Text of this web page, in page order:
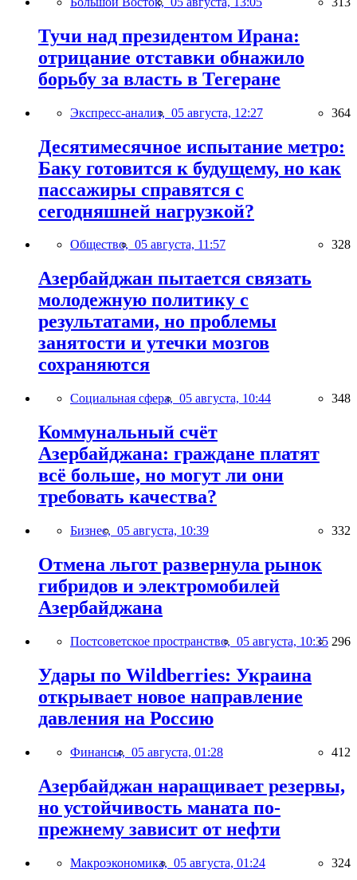
Тучи над президентом Ирана:
отрицание отставки обнажило
борьбу за власть в Тегеране
Экспресс-анализ, 05 августа, 12:27 364
Десятимесячное испытание метро:
Баку готовится к будущему, но как
пассажиры справятся с
сегодняшней нагрузкой?
Общество, 05 августа, 11:57 328
Азербайджан пытается связать
молодежную политику с
результатами, но проблемы
занятости и утечки мозгов
сохраняются
Социальная сфера, 05 августа, 10:44 348
Коммунальный счёт
Азербайджана: граждане платят
всё больше, но могут ли они
требовать качества?
Бизнес, 05 августа, 10:39 332
Отмена льгот развернула рынок
гибридов и электромобилей
Азербайджана
Постсоветское пространство, 05 августа, 10:35 296
Удары по Wildberries: Украина
открывает новое направление
давления на Россию
Финансы, 05 августа, 01:28 412
Азербайджан наращивает резервы,
но устойчивость маната по-
прежнему зависит от нефти
Макроэкономика, 05 августа, 01:24 324